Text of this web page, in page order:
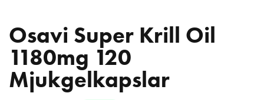
Osavi Super Krill Oil
1180mg 120
Mjukgelkapslar